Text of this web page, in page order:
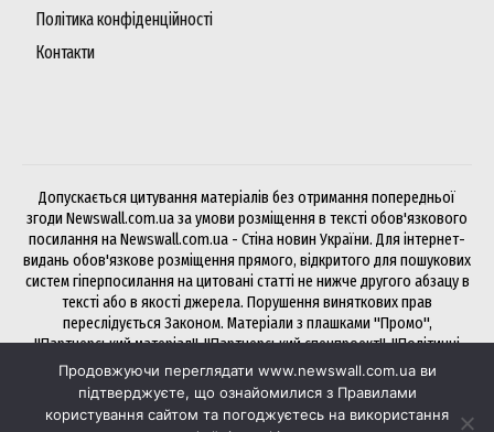
Політика конфіденційності
Контакти
Допускається цитування матеріалів без отримання попередньої
згоди Newswall.com.ua за умови розміщення в тексті обов'язкового
посилання на Newswall.com.ua - Стіна новин України. Для інтернет-
видань обов'язкове розміщення прямого, відкритого для пошукових
систем гіперпосилання на цитовані статті не нижче другого абзацу в
тексті або в якості джерела. Порушення виняткових прав
переслідується Законом. Матеріали з плашками "Промо",
"Партнерський матеріал", "Партнерський спецпроект", "Політичні
новини", "Прес-реліз", "PR", "Офіційно" публікуються на правах
реклами.
Продовжуючи переглядати www.newswall.com.ua ви
підтверджуєте, що ознайомилися з Правилами
користування сайтом та погоджуєтесь на використання